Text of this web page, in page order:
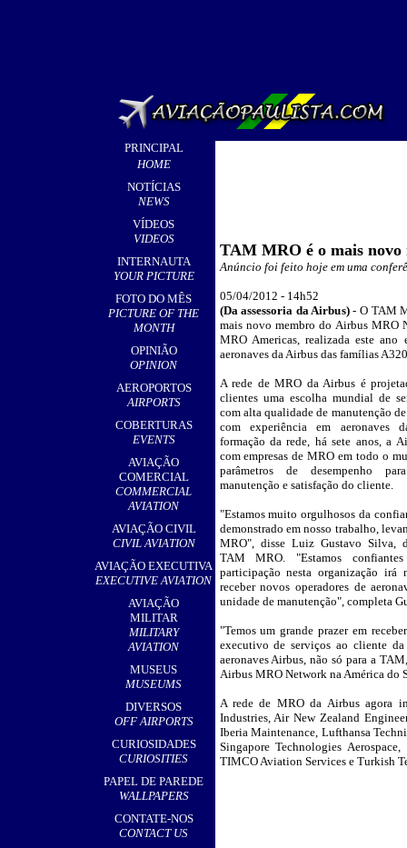
PRINCIPAL
HOME
NOTÍCIAS
NEWS
VÍDEOS
VIDEOS
INTERNAUTA
YOUR PICTURE
FOTO DO MÊS
PICTURE OF THE
MONTH
OPINIÃO
OPINION
AEROPORTOS
AIRPORTS
,
COBERTURAS
EVENTS
AVIAÇÃO
COMERCIAL
COMMERCIAL
AVIATION
AVIAÇÃO CIVIL
CIVIL AVIATION
AVIAÇÃO EXECUTIVA
EXECUTIVE AVIATION
AVIAÇÃO
MILITAR
MILITARY
AVIATION
MUSEUS
MUSEUMS
DIVERSOS
OFF AIRPORTS
CURIOSIDADES
CURIOSITIES
PAPEL DE PAREDE
WALLPAPERS
CONTATE-NOS
CONTACT US
TAM MRO é o mais
Anúncio foi feito hoje em uma
05/04/2012 - 14h52
(Da assessoria da Airbus) - O TAM
mais novo membro do Airbus MRO
MRO Americas, realizada este
aeronaves da Airbus das famílias
A rede de MRO da Airbus é
clientes uma escolha mundial de
com alta qualidade de manutenção
com experiência em aeronaves
formação da rede, há sete anos, a
com empresas de MRO em todo o
parâmetros de desempenho
manutenção e satisfação do cliente.
"Estamos muito orgulhosos da
demonstrado em nosso trabalho,
MRO", disse Luiz Gustavo Silva,
TAM MRO. "Estamos
participação nesta organização irá
receber novos operadores de
unidade de manutenção", completa
"Temos um grande prazer em
executivo de serviços ao cliente
aeronaves Airbus, não só para a
Airbus MRO Network na América do
A rede de MRO da Airbus agora
Industries, Air New Zealand
Iberia Maintenance, Lufthansa
Singapore Technologies
TIMCO Aviation Services e Turkish